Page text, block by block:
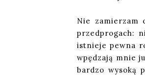
Nie zamierzam
przedprogach:
istnieje pewna
wpędzają mnie
bardzo wysoką